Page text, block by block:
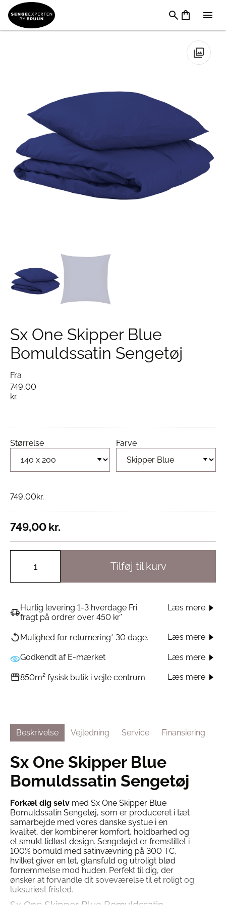
Sengetøj & Lagner
Sx One Skipper
Blue Bomuldssatin Sengetøj
🔍
Sx One Skipper Blue
Bomuldssatin Sengetøj
Fra
749,00
kr.
Størrelse Farve
749,00kr.
749,00kr.
Tilføj til kurv
Hurtig levering 1-3 hverdage Fri
fragt på ordrer over 450 kr*
Læs mere
Mulighed for returnering* 30 dage. Læs mere
Godkendt af E-mærket Læs mere
850m² fysisk butik i vejle centrum Læs mere
Beskrivelse Vejledning Service Finansiering
Sx One Skipper Blue
Bomuldssatin Sengetøj
Forkæl dig selv med Sx One Skipper Blue
Bomuldssatin Sengetøj, som er produceret i tæt
samarbejde med vores danske systue i en
kvalitet, der kombinerer komfort, holdbarhed og
et smukt tidløst design. Sengetøjet er fremstillet i
100% bomuld med satinvævning på 300 TC,
hvilket giver en let, glansfuld og utroligt blød
fornemmelse mod huden. Perfekt til dig, der
ønsker at forvandle dit soveværelse til et roligt og
luksuriøst fristed.
Sx One Skipper Blue Bomuldssatin